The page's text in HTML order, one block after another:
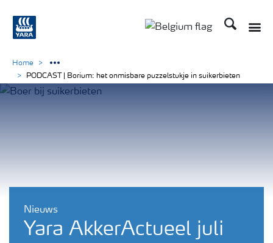
Zoek op
Nieuws
Yara AkkerActueel juli
Home
PODCAST | Borium: het onmisbare puzzelstukje in suikerbieten